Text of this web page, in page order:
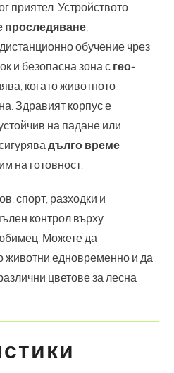
приятел. Устройството
проследяване
, дистанционно обучение чрез
и безопасна зона с гео-
когато животното
Здравият корпус е
на падане или
дълго време
на готовност.
спорт, разходки и
контрол върху
Можете да
животни едновременно и да
цветове за лесна